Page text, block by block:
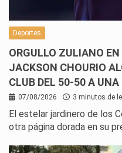
Deportes
ORGULLO ZULIANO
JACKSON CHOURIO
CLUB DEL 50-50 A UNA
07/08/2026 3 minutos de
El estelar jardinero de los
otra página dorada en su